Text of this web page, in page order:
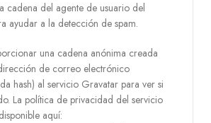
cadena del agente de usuario del
ayudar a la detección de spam.
una cadena anónima creada
de correo electrónico
hash) al servicio Gravatar para ver si
La política de privacidad del servicio
aquí: